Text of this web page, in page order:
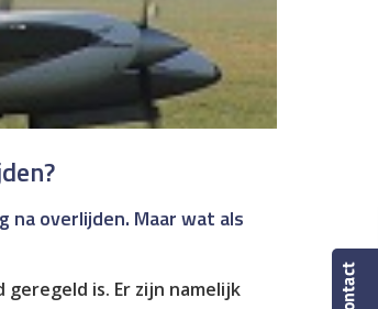
na overlijden. Maar wat als
is. Er zijn namelijk